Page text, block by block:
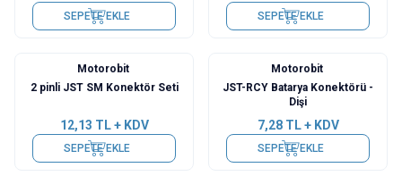
SEPETE EKLE SEPETE EKLE
Motorobit
2 pinli JST SM Konektör Seti
12,13 TL + KDV
SEPETE EKLE
Motorobit
JST-RCY Batarya Konektörü -
Dişi
7,28TL + KDV
SEPETE EKLE